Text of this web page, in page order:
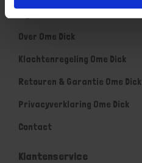
Over Ome Dick
Klachtenregeling Ome Dick
Retouren & Garantie Ome Dick
Privacyverklaring Ome Dick
Contact
Klantenservice